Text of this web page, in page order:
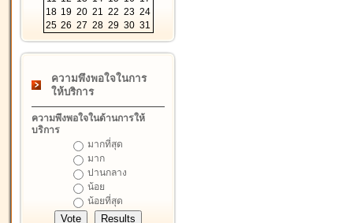
18 19 20 21 22 23 24
25 26 27 28 29 30 31
ความพึงพอใจในการ
ให้บริการ
ความพึงพอใจในด้านการให้
บริการ
มากที่สุด
มาก
ปานกลาง
น้อย
น้อยที่สุด